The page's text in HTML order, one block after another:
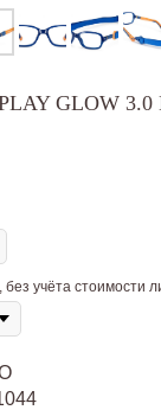
GLOW 3.0
учёта стоимости